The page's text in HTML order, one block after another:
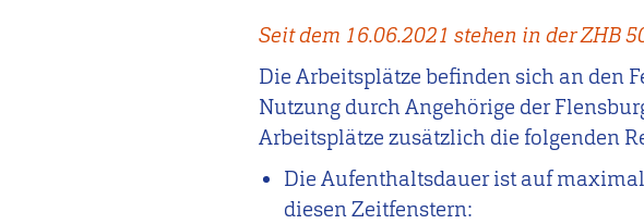
Seit dem 16.06.2021 stehen in der ZHB
Die Arbeitsplätze befinden sich an den
Nutzung durch Angehörige der
Arbeitsplätze zusätzlich die folgenden
Die Aufenthaltsdauer ist auf
diesen Zeitfenstern: